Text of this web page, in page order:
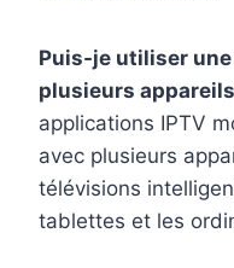
Puis-je utiliser
plusieurs
applications IPTV
avec plusieurs
télévisions
tablettes et les